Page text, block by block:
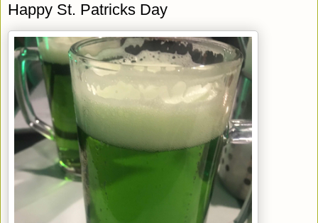
Happy St. Patricks Day